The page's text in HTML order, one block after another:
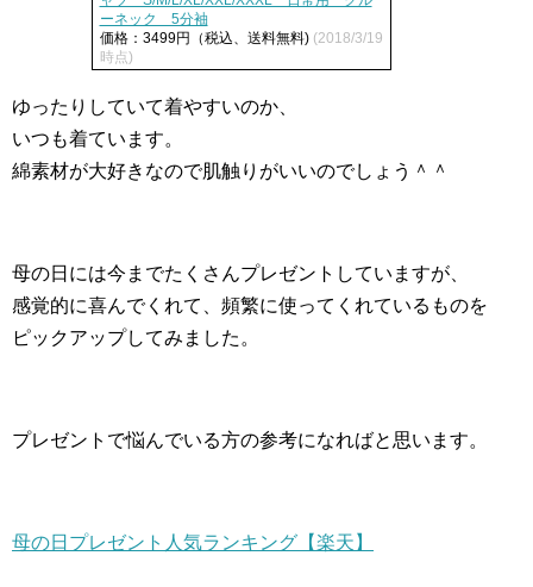
ーネック 5分袖
価格：3499円（税込、送料無料) (2018/3/19
時点)
ゆったりしていて着やすいのか、
いつも着ています。
綿素材が大好きなので肌触りがいいのでしょう＾＾
母の日には今までたくさんプレゼントしていますが、
感覚的に喜んでくれて、頻繁に使ってくれているものを
ピックアップしてみました。
プレゼントで悩んでいる方の参考になればと思います。
母の日プレゼント人気ランキング【楽天】